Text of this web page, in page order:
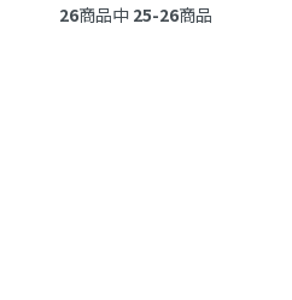
26商品中 25-26商品